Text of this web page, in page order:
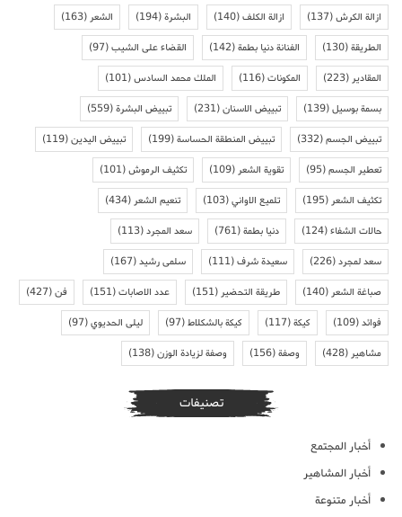
ازالة الكرش(137) ازالة الكلف(140) البشرة(194) الشعر(163)
الطريقة(130) الفنانة دنيا بطمة(142) القضاء على الشيب(97)
المقادير(223) المكونات(116) الملك محمد السادس(101)
بسمة بوسيل(139) تبييض الاسنان(231) تبييض البشرة(559)
تبييض الجسم(332) تبييض المنطقة الحساسة(199) تبييض اليدين(119)
تعطير الجسم(95) تقوية الشعر(109) تكثيف الرموش(101)
تكثيف الشعر(195) تلميع الاواني(103) تنعيم الشعر(434)
حالات الشفاء(124) دنيا بطمة(761) سعد المجرد(113)
سعد لمجرد(226) سعيدة شرف(111) سلمى رشيد(167)
صباغة الشعر(140) طريقة التحضير(151) عدد الاصابات(151) فن(427)
فوائد(109) كيكة(117) كيكة بالشكلاط(97) ليلى الحديوي(97)
مشاهير(428) وصفة(156) وصفة لزيادة الوزن(138)
تصنيفات
أخبار المجتمع
أخبار المشاهير
أخبار متنوعة